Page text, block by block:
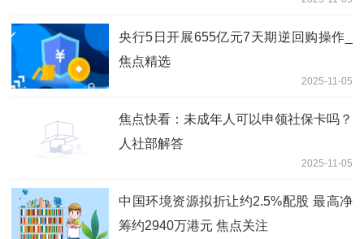
央行5日开展655亿元7天期逆回购操作_
焦点精选
2025-11-05
焦点快看：未成年人可以申领社保卡吗？
人社部解答
2025-11-05
中国环境资源拟折让约2.5%配股 最高净
筹约2940万港元 焦点关注